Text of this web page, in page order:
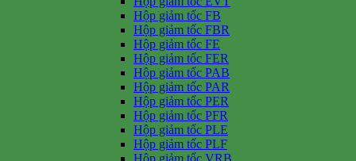
Hộp giảm tốc FB
Hộp giảm tốc FBR
Hộp giảm tốc FE
Hộp giảm tốc FER
Hộp giảm tốc PAB
Hộp giảm tốc PAR
Hộp giảm tốc PER
Hộp giảm tốc PFR
Hộp giảm tốc PLE
Hộp giảm tốc PLF
Hộp giảm tốc VRB